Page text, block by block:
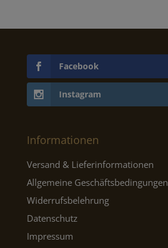
Facebook
Instagram
Informationen
Versand & Lieferinformationen
Allgemeine Geschäftsbedingungen
Widerrufsbelehrung
Datenschutz
Impressum